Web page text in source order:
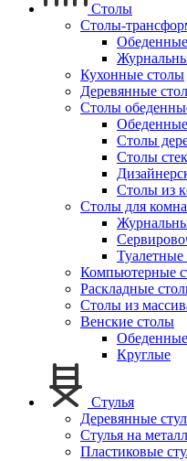
Столы
Столы-
Обеденные
Кухонные столы
Деревянные
Столы
Столы
Столы
Столы из
Столы для
Туалетные
Компьютерные
Раскладные
Столы из
Венские столы
Обеденные
Круглые
Стулья
Деревянные
Стулья на
Пластиковые